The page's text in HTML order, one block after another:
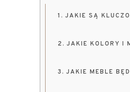
JAKIE SĄ
JAKIE KOLORY I
JAKIE MEBLE